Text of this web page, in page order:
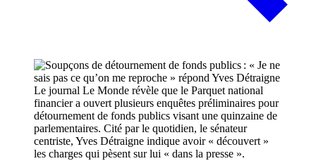
Le journal Le Monde révèle que le Parquet national
financier a ouvert plusieurs enquêtes préliminaires pour
détournement de fonds publics visant une quinzaine de
parlementaires. Cité par le quotidien, le sénateur
centriste, Yves Détraigne indique avoir « découvert »
les charges qui pèsent sur lui « dans la presse ».